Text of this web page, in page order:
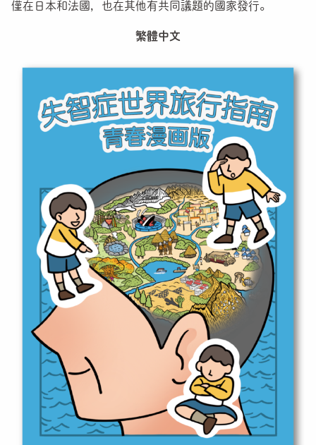
僅在日本和法國，也在其他有共同議題的國家發行。
繁體中文